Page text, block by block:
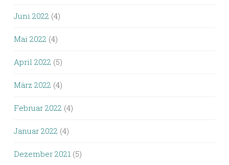
Juni 2022 (4)
Mai 2022 (4)
April 2022 (5)
März 2022 (4)
Februar 2022 (4)
Januar 2022 (4)
Dezember 2021 (5)